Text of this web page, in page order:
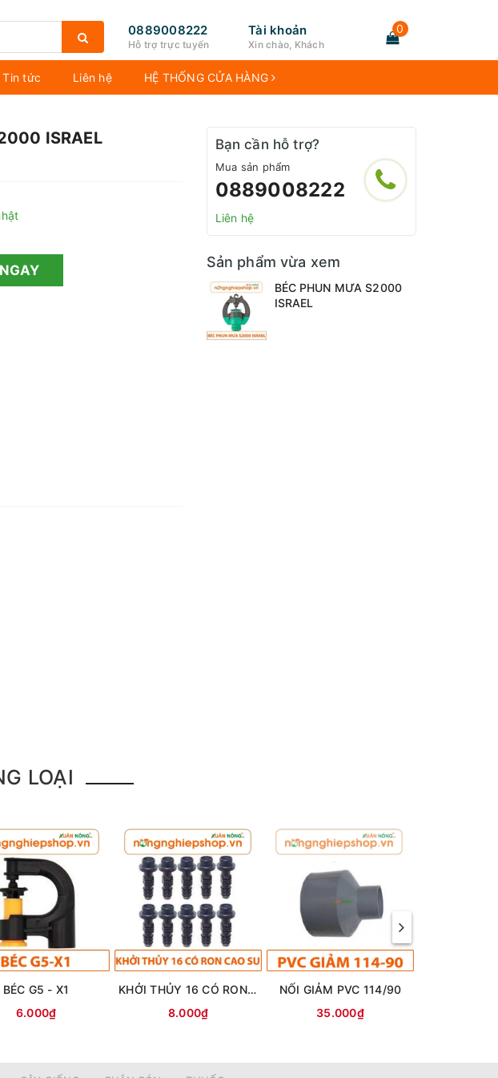
0889008222
Hỗ trợ trực tuyến
Tài khoản
Xin chào, Khách
0
Tin tức Liên hệ HỆ THỐNG CỬA HÀNG
ISRAEL Bạn cần hỗ trợ?
Mua sản phẩm
0889008222
Liên hệ
Sản phẩm vừa xem
BÉC PHUN MƯA S2000
ISRAEL
LOẠI
BÉC G5 - X1
6.000₫
KHỞI THỦY 16 CÓ RON CAO SU
8.000₫
NỐI GIẢM PVC 114/90
35.000₫